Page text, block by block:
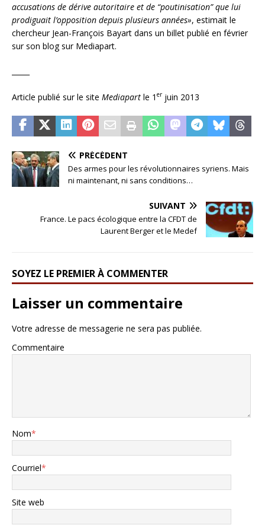
accusations de dérive autoritaire et de “poutinisation” que lui
prodiguait l’opposition depuis plusieurs années», estimait le
chercheur Jean-François Bayart dans un billet publié en février
sur son blog sur Mediapart.
Article publié sur le site Mediapart le 1 erjuin 2013
PRÉCÉDENT
Des armes pour les révolutionnaires syriens. Mais
ni maintenant, ni sans conditions…
SUIVANT
France. Le pacs écologique entre la CFDT de
Laurent Berger et le Medef
SOYEZ LE PREMIER À COMMENTER
Laisser un commentaire
Votre adresse de messagerie ne sera pas publiée.
Commentaire
Nom*
Courriel*
Site web